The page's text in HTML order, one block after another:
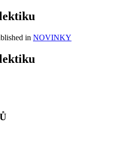
in NOVINKY